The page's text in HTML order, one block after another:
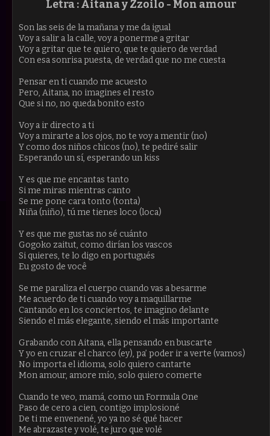
Letra :Aitana y Zzoilo - Mon amour
Son las seis de la mañana y me da igual
Voy a salir a la calle, voy a ponerme a gritar
Voy a gritar que te quiero, que te quiero de verdad
Con esa sonrisa puesta, de verdad que no me cuesta
Pensar en ti cuando me acuesto
Pero, Aitana, no imagines el resto
Que si no, no queda bonito esto
Voy a ir directo a ti
Voy a mirarte a los ojos, no te voy a mentir (no)
Y como dos niños chicos (no), te pediré salir
Esperando un sí, esperando un kiss
Y es que me encantas tanto
Si me miras mientras canto
Se me pone cara tonto (tonta)
Niña (niño), tú me tienes loco (loca)
Y es que me gustas no sé cuánto
Gogoko zaitut, como dirían los vascos
Si quieres, te lo digo en portugués
Eu gosto de você
Se me paraliza el cuerpo cuando vas a besarme
Me acuerdo de ti cuando voy a maquillarme
Cantando en los conciertos, te imagino delante
Siendo el más elegante, siendo el más importante
Grabando con Aitana, ella pensando en buscarte
Y yo en cruzar el charco (ey), pa’ poder ir a verte (vamos)
No importa el idioma, solo quiero cantarte
Mon amour, amore mío, solo quiero comerte
Cuando te veo, mamá, como un Formula One
Paso de cero a cien, contigo implosioné
De ti me envenené, yo ya no sé qué hacer
Me abrazaste y volé, te juro que volé